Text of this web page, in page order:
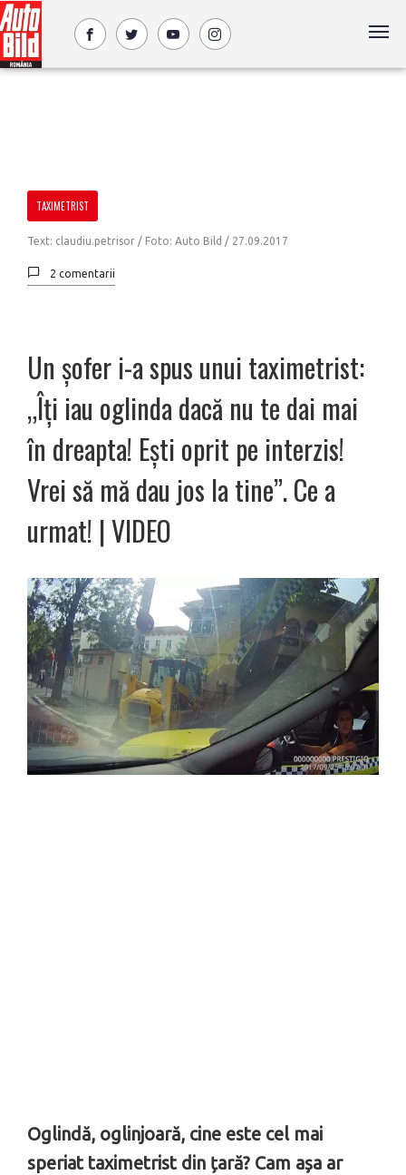
TAXIMETRIST
Text: claudiu.petrisor / Foto: Auto Bild / 27.09.2017
2 comentarii
Un șofer i-a spus unui taximetrist:
„Îți iau oglinda dacă nu te dai mai
în dreapta! Ești oprit pe interzis!
Vrei să mă dau jos la tine”. Ce a
urmat! | VIDEO
Oglindă, oglinjoară, cine este cel mai
speriat taximetrist din țară? Cam așa ar